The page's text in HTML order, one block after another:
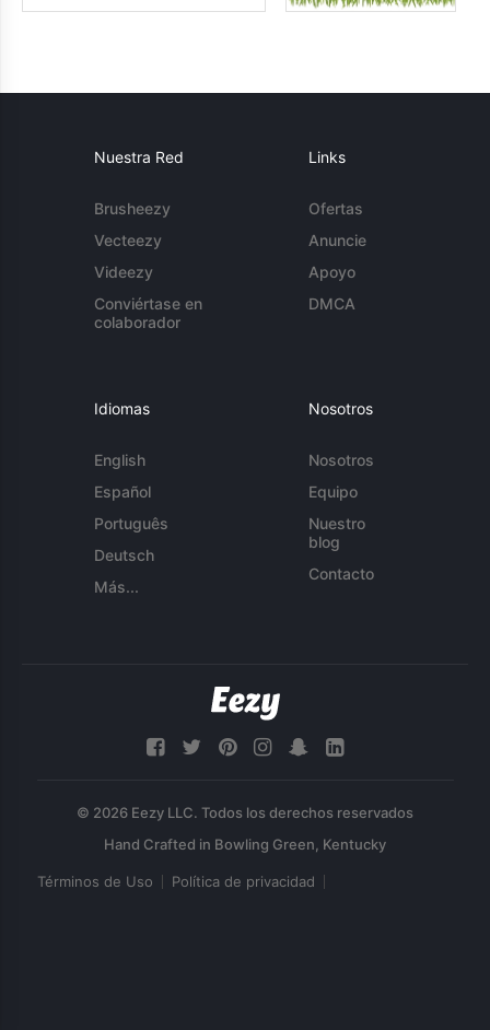
Nuestra Red
Brusheezy
Vecteezy
Videezy
Conviértase en
colaborador
Links
Ofertas
Anuncie
Apoyo
DMCA
Idiomas
English
Español
Português
Deutsch
Más...
Nosotros
Nosotros
Equipo
Nuestro
blog
Contacto
© 2026 Eezy LLC. Todos los derechos reservados
Términos de Uso Política de privacidad